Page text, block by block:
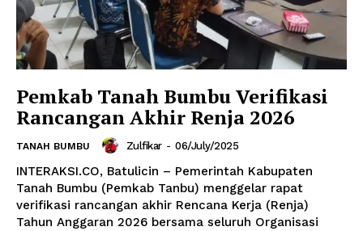
Pemkab Tanah Bumbu Verifikasi
Rancangan Akhir Renja 2026
TANAH BUMBU Zulfikar - 06/July/2025
INTERAKSI.CO, Batulicin – Pemerintah Kabupaten
Tanah Bumbu (Pemkab Tanbu) menggelar rapat
verifikasi rancangan akhir Rencana Kerja (Renja)
Tahun Anggaran 2026 bersama seluruh Organisasi